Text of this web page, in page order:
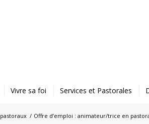
/ Offre d’emploi : animateur/trice en
Vivre sa foi Services et Pastorales